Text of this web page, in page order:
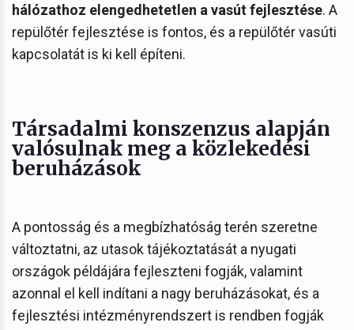
hálózathoz elengedhetetlen a vasút fejlesztése. A
repülőtér fejlesztése is fontos, és a repülőtér vasúti
kapcsolatát is ki kell építeni.
Társadalmi konszenzus alapján
valósulnak meg a közlekedési
beruházások
A pontosság és a megbízhatóság terén szeretne
változtatni, az utasok tájékoztatását a nyugati
országok példájára fejleszteni fogják, valamint
azonnal el kell indítani a nagy beruházásokat, és a
fejlesztési intézményrendszert is rendben fogják